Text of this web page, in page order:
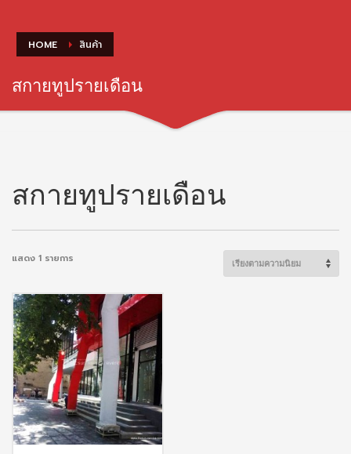
HOME สินค้า
สกายทูปรายเดือน
สกายทูปรายเดือน
แสดง 1 รายการ